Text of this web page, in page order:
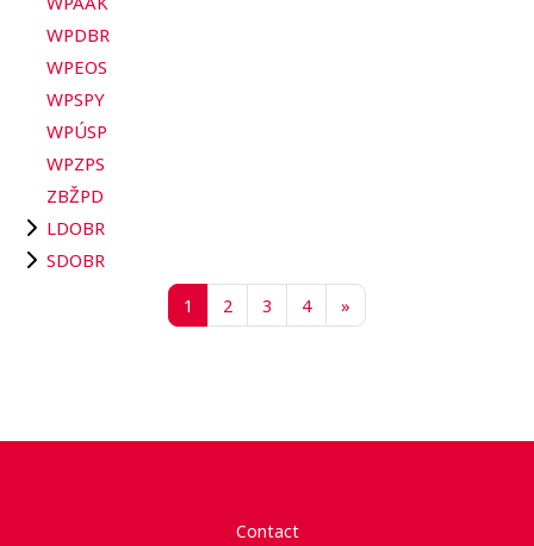
WPDBR
WPEOS
WPSPY
WPÚSP
WPZPS
ZBŽPD
LDOBR
SDOBR
1 Page 1
2 Page 2
3 Page 3
4Page 4
»
Contact